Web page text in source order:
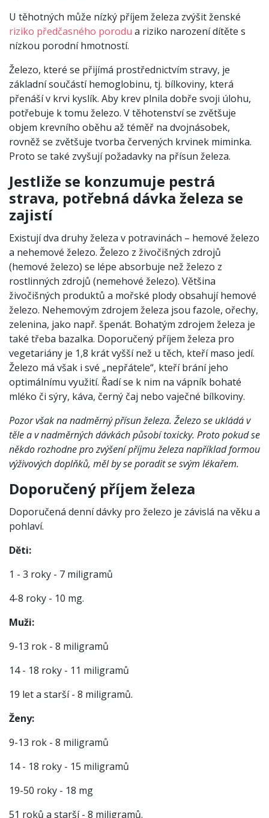
U těhotných může nízký příjem železa zvýšit ženské
riziko předčasného porodu a riziko narození dítěte s
nízkou porodní hmotností.
Železo, které se přijímá prostřednictvím stravy, je
základní součástí hemoglobinu, tj. bílkoviny, která
přenáší v krvi kyslík. Aby krev plnila dobře svoji úlohu,
potřebuje k tomu železo. V těhotenství se zvětšuje
objem krevního oběhu až téměř na dvojnásobek,
rovněž se zvětšuje tvorba červených krvinek miminka.
Proto se také zvyšují požadavky na přísun železa.
Jestliže se konzumuje pestrá
strava, potřebná dávka železa se
zajistí
Existují dva druhy železa v potravinách – hemové železo
a nehemové železo. Železo z živočišných zdrojů
(hemové železo) se lépe absorbuje než železo z
rostlinných zdrojů (nemehové železo). Většina
živočišných produktů a mořské plody obsahují hemové
železo. Nehemovým zdrojem železa jsou fazole, ořechy,
zelenina, jako např. špenát. Bohatým zdrojem železa je
také třeba bazalka. Doporučený příjem železa pro
vegetariány je 1,8 krát vyšší než u těch, kteří maso jedí.
Železo má však i své „nepřátele“, kteří brání jeho
optimálnímu využití. Řadí se k nim na vápník bohaté
mléko či sýry, káva, černý čaj nebo vaječné bílkoviny.
Pozor však na nadměrný přísun železa. Železo se ukládá v
těle a v nadměrných dávkách působí toxicky. Proto pokud se
někdo rozhodne pro zvýšení příjmu železa například formou
výživových doplňků, měl by se poradit se svým lékařem.
Doporučený příjem železa
Doporučená denní dávky pro železo je závislá na věku a
pohlaví.
Děti:
1 - 3 roky - 7 miligramů
4-8 roky - 10 mg.
Muži:
9-13 rok - 8 miligramů
14 - 18 roky - 11 miligramů
19 let a starší - 8 miligramů.
Ženy:
9-13 rok - 8 miligramů
14 - 18 roky - 15 miligramů
19-50 roky - 18 mg
51 roků a starší - 8 miligramů.